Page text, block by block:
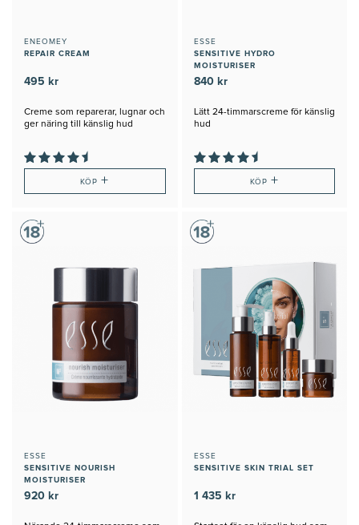
ENEOMEY
REPAIR CREAM
495 kr
Creme som reparerar, lugnar och
ger näring till känslig hud
KÖP+
ESSE
SENSITIVE HYDRO
MOISTURISER
840 kr
Lätt 24-timmarscreme för känslig
hud
KÖP +
ESSE
SENSITIVE NOURISH
MOISTURISER
920 kr
ESSE
SENSITIVE SKIN TRIAL SET
1 435 kr